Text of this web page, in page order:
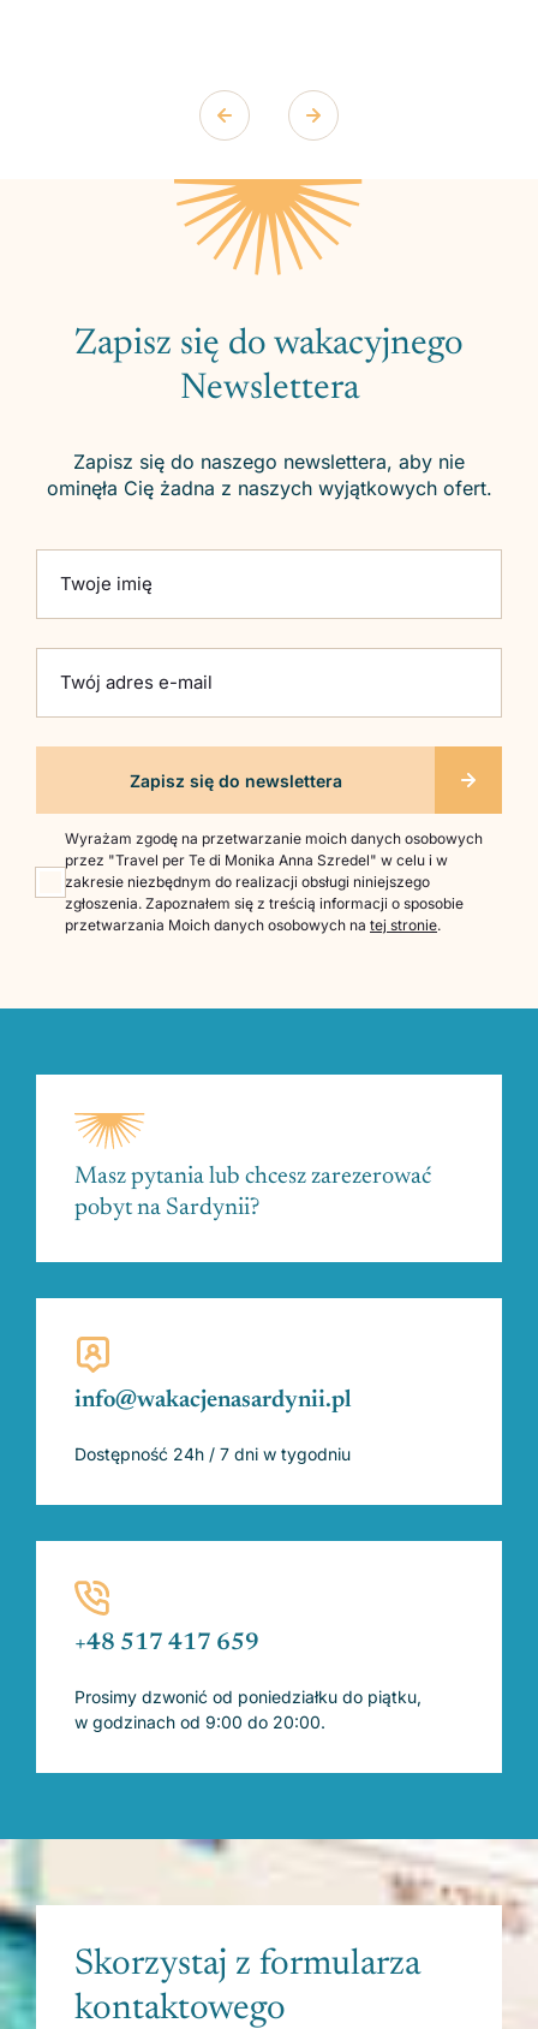
Zapisz się do wakacyjnego
Newslettera
Zapisz się do naszego newslettera, aby nie
ominęła Cię żadna z naszych wyjątkowych ofert.
Twoje imię
Twój adres e-mail
Wyrażam zgodę na przetwarzanie moich danych osobowych
przez "Travel per Te di Monika Anna Szredel" w celu i w
zakresie niezbędnym do realizacji obsługi niniejszego
zgłoszenia. Zapoznałem się z treścią informacji o sposobie
przetwarzania Moich danych osobowych na tej stronie.
Masz pytania lub chcesz zarezerować
pobyt na Sardynii?
info@wakacjenasardynii.pl
Dostępność 24h / 7 dni w tygodniu
+48 517 417 659
Prosimy dzwonić od poniedziałku do piątku,
w godzinach od 9:00 do 20:00.
Skorzystaj z formularza
kontaktowego